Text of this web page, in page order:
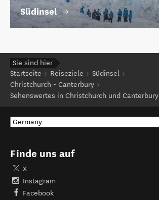
Südinsel
Sie sind hier
Startseite
Reiseziele
Südinsel
Christchurch - Canterbury
Sehenswertes in Christchurch und Canterbury
Finde uns auf
X
Instagram
Facebook